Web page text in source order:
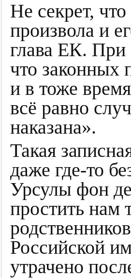
Не секрет,
произвола и
глава ЕК. При
что законных
и в тоже
всё равно
наказана».
Такая
даже где-то
Урсулы фон
простить нам
Российской
утрачено